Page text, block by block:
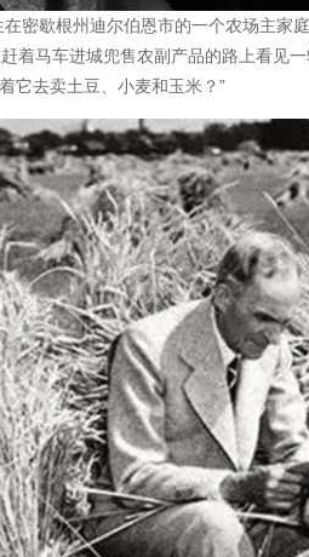
密歇根州迪尔伯恩市的一个农场主家
着马车进城兜售农副产品的路上看见
它去卖土豆、小麦和玉米？”